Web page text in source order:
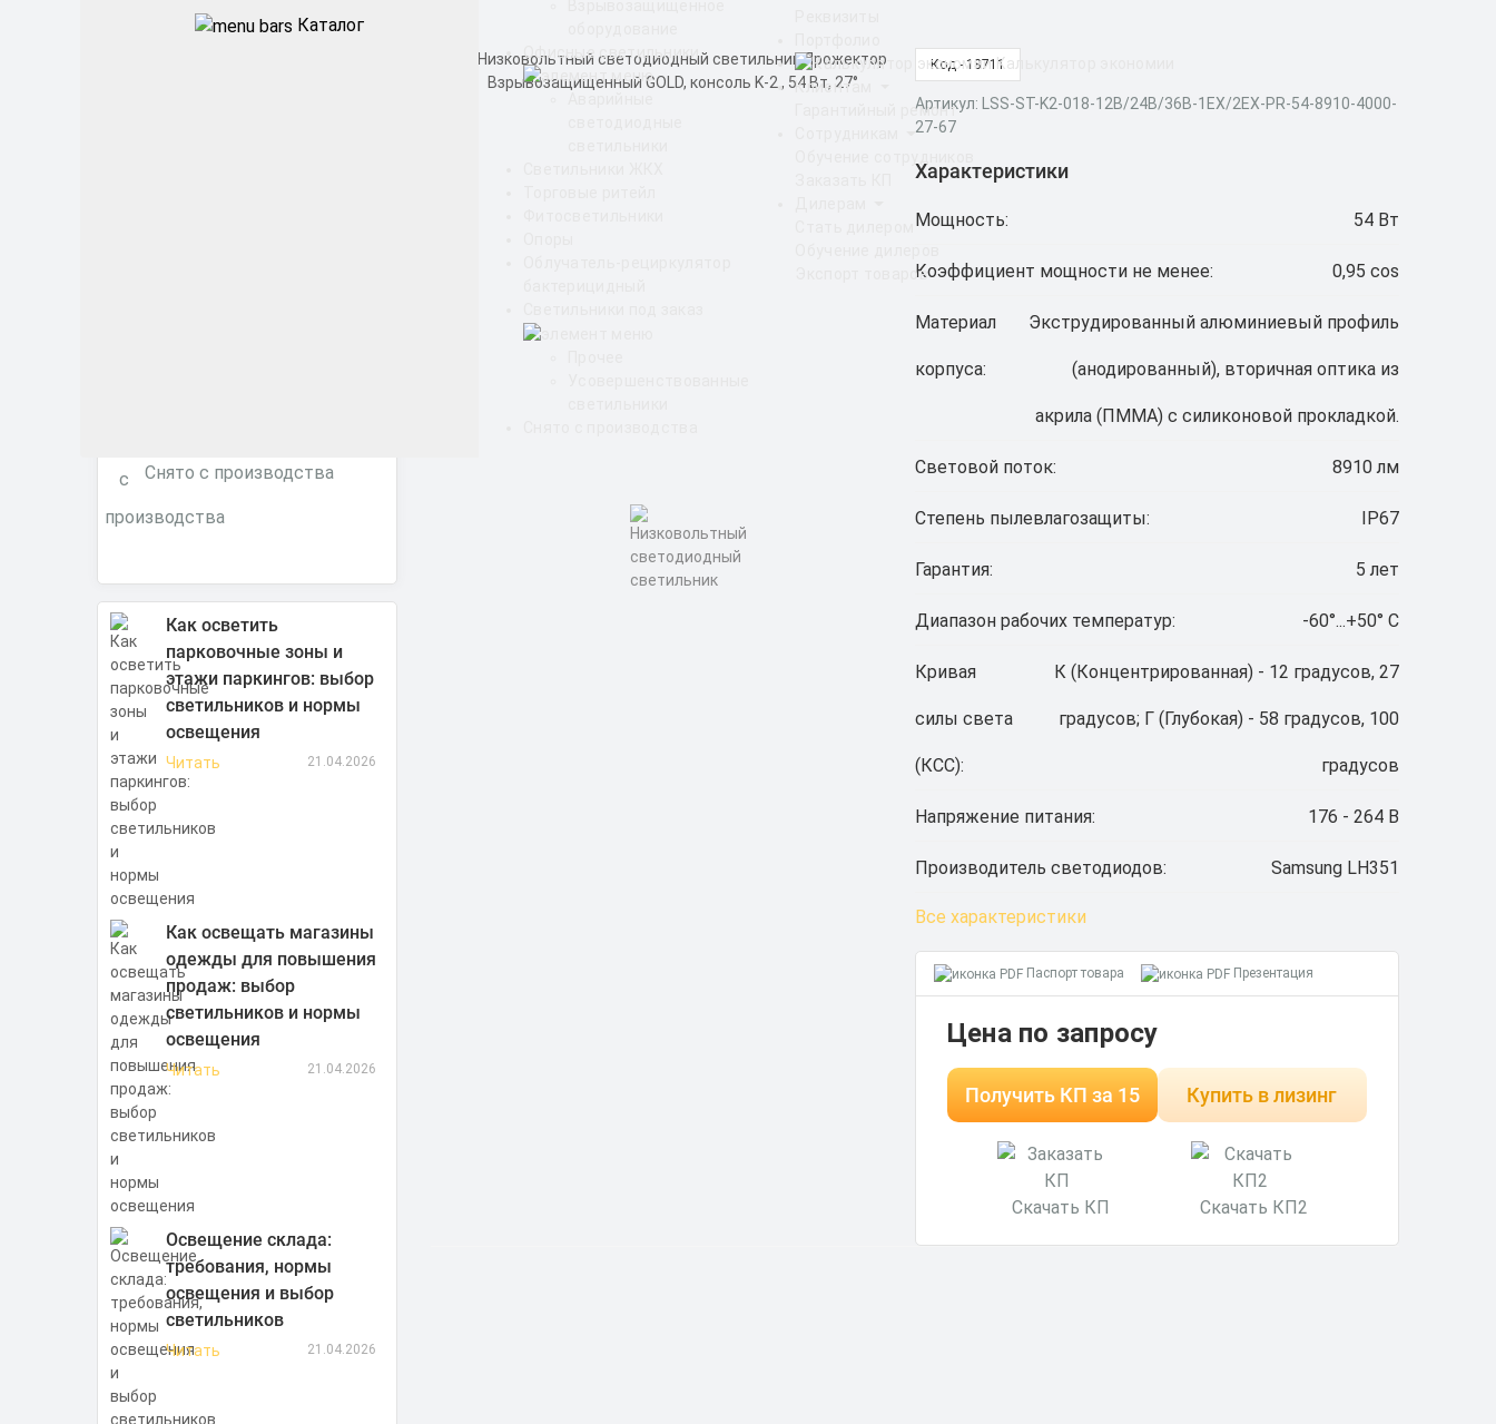
Каталог
Офисные светильники
Калькулятор экономии
Клиентам
Гарантийный ремонт
Экспорт товаров
Снято с производства
Как осветить
парковочные зоны и
этажи паркингов: выбор
светильников и нормы
освещения
Читать 21.04.2026
Как освещать магазины
одежды для повышения
продаж: выбор
светильников и нормы
освещения
Читать 21.04.2026
Освещение склада:
требования, нормы
освещения и выбор
светильников
Читать 21.04.2026
Код - 18711
Артикул: LSS-ST-K2-018-12В/24В/36В-1EX/2EX-PR-54-8910-4000-
27-67
Характеристики
Мощность: 54 Вт
Коэффициент мощности не менее: 0,95 cos
Материал
корпуса:
Экструдированный алюминиевый профиль
(анодированный), вторичная оптика из
акрила (ПММА) с силиконовой прокладкой.
Световой поток: 8910 лм
Степень пылевлагозащиты: IP67
Гарантия: 5 лет
Диапазон рабочих температур: -60°...+50° C
Кривая
силы света
(КСС):
К (Концентрированная) - 12 градусов, 27
градусов; Г (Глубокая) - 58 градусов, 100
градусов
Напряжение питания: 176 - 264 В
Производитель светодиодов: Samsung LH351
Все характеристики
Паспорт товара Презентация
Цена по запросу
Получить КП за 15
минут
Купить в лизинг
Скачать КП Скачать КП2